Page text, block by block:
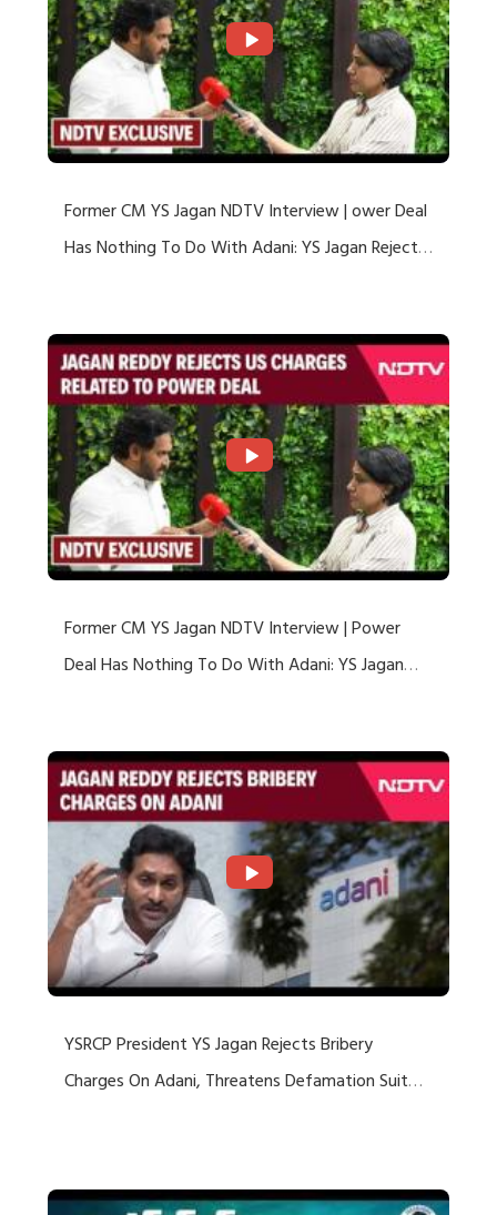
Former CM YS Jagan NDTV Interview | ower Deal
Has Nothing To Do With Adani: YS Jagan Rejects
Former CM YS Jagan NDTV Interview | Power
Deal Has Nothing To Do With Adani: YS Jagan
YSRCP President YS Jagan Rejects Bribery
Charges On Adani, Threatens Defamation Suit